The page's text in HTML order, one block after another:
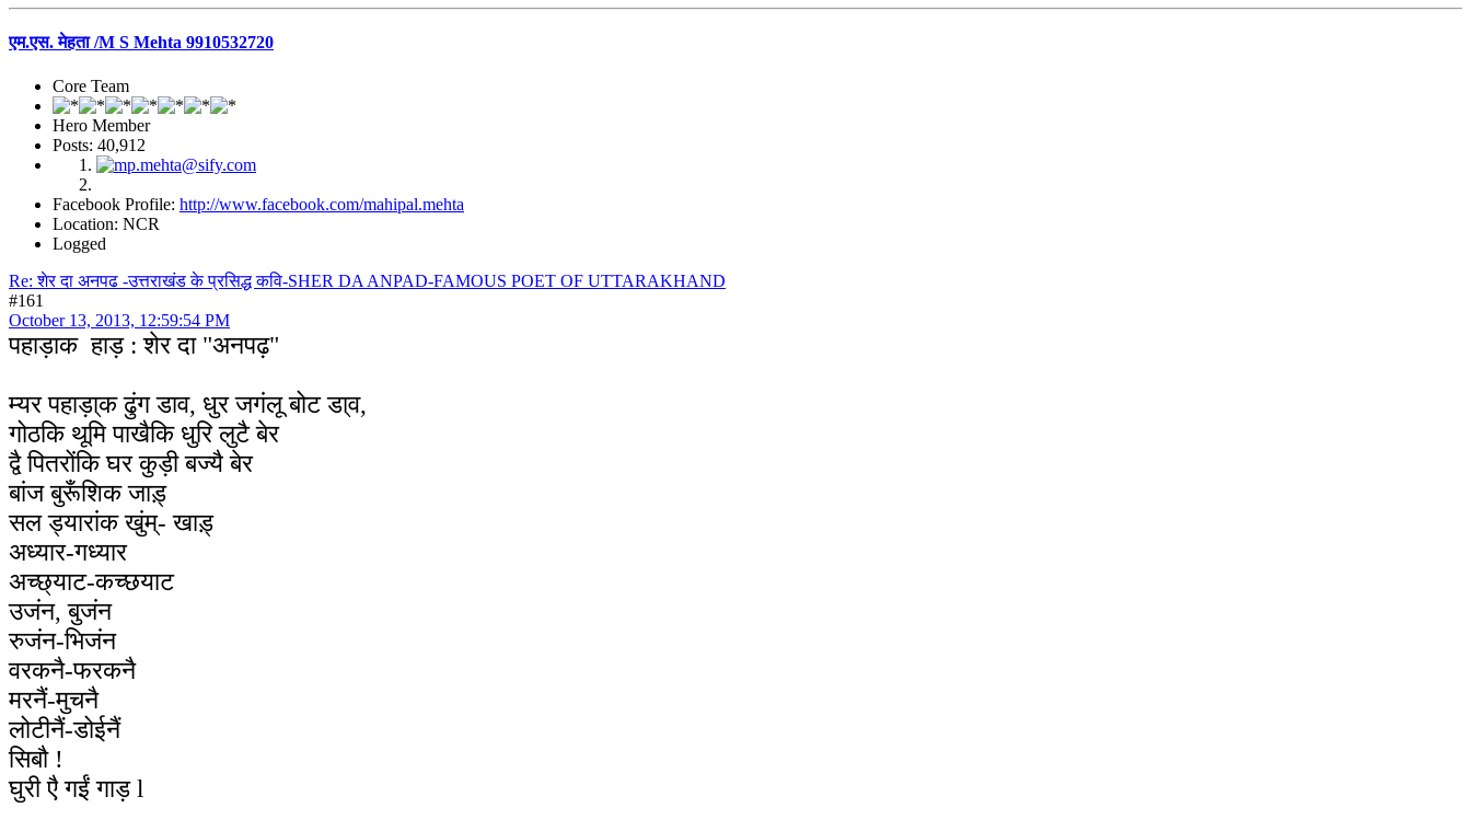
एम.एस. मेहता /M S Mehta 9910532720
Core Team
Hero Member
Posts: 40,912
Facebook Profile: http://www.facebook.com/mahipal.mehta
Location: NCR
Logged
Re: शेर दा अनपढ -उत्तराखंड के प्रसिद्ध कवि-SHER DA ANPAD-FAMOUS POET OF UTTARAKHAND
#161
October 13, 2013, 12:59:54 PM
पहाड़ाक हाड़ : शेर दा "अनपढ़"
म्यर पहाड़ा्क ढुंग डाव, धुर जगंलू बोट डा्व,
गोठकि थूमि पाखैकि धुरि लुटै बेर
द्वै पितरोंकि घर कुड़ी बज्यै बेर
बांज बुरूँशिक जाड़्
सल ड्यारांक खुंम्- खाड़्
अध्यार-गध्यार
अच्छ्याट-कच्छयाट
उजंन, बुजंन
रुजंन-भिजंन
वरकनै-फरकनै
मरनैं-मुचनै
लोटीनैं-डोईनैं
सिबौ !
घुरी एै गईं गाड़ l